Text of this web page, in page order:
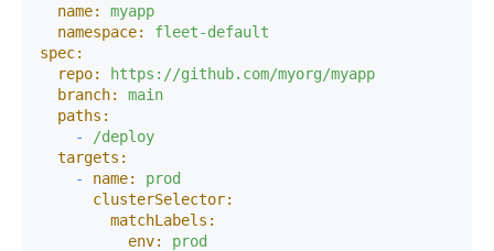
name:
myapp
namespace:
fleet-default
spec:
repo:
https://github.com/myorg/myapp
branch:
main
paths:
-
/deploy
targets:
-
name:
prod
clusterSelector:
matchLabels:
env:
prod